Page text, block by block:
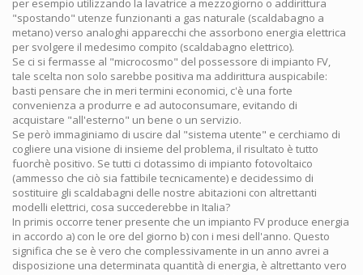
"spostando" utenze funzionanti a gas naturale (scaldabagno a
metano) verso analoghi apparecchi che assorbono energia elettrica
per svolgere il medesimo compito (scaldabagno elettrico).
Se ci si fermasse al "microcosmo" del possessore di impianto FV,
tale scelta non solo sarebbe positiva ma addirittura auspicabile:
basti pensare che in meri termini economici, c'è una forte
convenienza a produrre e ad autoconsumare, evitando di
acquistare "all'esterno" un bene o un servizio.
Se però immaginiamo di uscire dal "sistema utente" e cerchiamo di
cogliere una visione di insieme del problema, il risultato è tutto
fuorchè positivo. Se tutti ci dotassimo di impianto fotovoltaico
(ammesso che ciò sia fattibile tecnicamente) e decidessimo di
sostituire gli scaldabagni delle nostre abitazioni con altrettanti
modelli elettrici, cosa succederebbe in Italia?
In primis occorre tener presente che un impianto FV produce energia
in accordo a) con le ore del giorno b) con i mesi dell'anno. Questo
significa che se è vero che complessivamente in un anno avrei a
disposizione una determinata quantità di energia, è altrettanto vero